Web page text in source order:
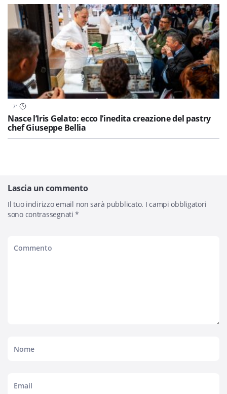
7'
Nasce l’Iris Gelato: ecco l’inedita creazione del pastry
chef Giuseppe Bellia
Lascia un commento
Il tuo indirizzo email non sarà pubblicato. I campi obbligatori
sono contrassegnati*